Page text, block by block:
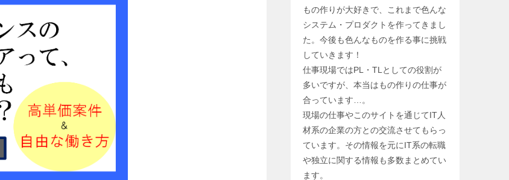
もの作りが大好きで、これまで色んな
システム・プロダクトを作ってきまし
た。今後も色んなものを作る事に挑戦
していきます！
仕事現場ではPL・TLとしての役割が
多いですが、本当はもの作りの仕事が
合っています…。
現場の仕事やこのサイトを通じてIT人
材系の企業の方との交流させてもらっ
ています。その情報を元にIT系の転職
や独立に関する情報も多数まとめてい
ます。